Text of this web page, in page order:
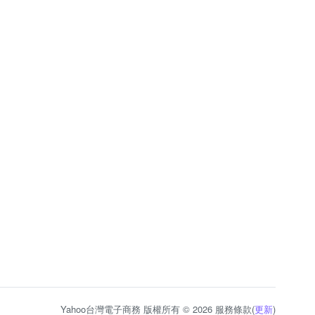
Yahoo台灣電子商務 版權所有 © 2026 服務條款(更新)